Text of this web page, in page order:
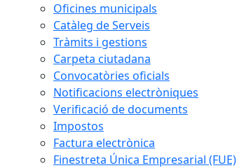
Oficines municipals
Catàleg de Serveis
Tràmits i gestions
Carpeta ciutadana
Convocatòries oficials
Notificacions electròniques
Verificació de documents
Impostos
Factura electrònica
Finestreta Única Empresarial (FUE)